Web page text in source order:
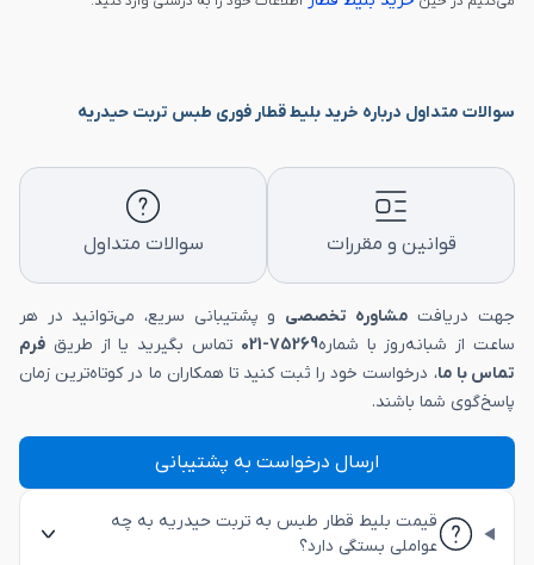
سوالات متداول درباره خرید بلیط قطار فوری طبس تربت حیدریه
قوانین و مقررات سوالات متداول
جهت دریافت مشاوره تخصصی و پشتیبانی سریع، می‌توانید در هر
ساعت از شبانه‌روز با شماره75269-021 تماس بگیرید یا از طریق فرم
تماس با ما، درخواست خود را ثبت کنید تا همکاران ما در کوتاه‌ترین زمان
پاسخ‌گوی شما باشند.
ارسال درخواست به پشتیبانی
قیمت بلیط قطار طبس به تربت حیدریه به چه
عواملی بستگی دارد؟